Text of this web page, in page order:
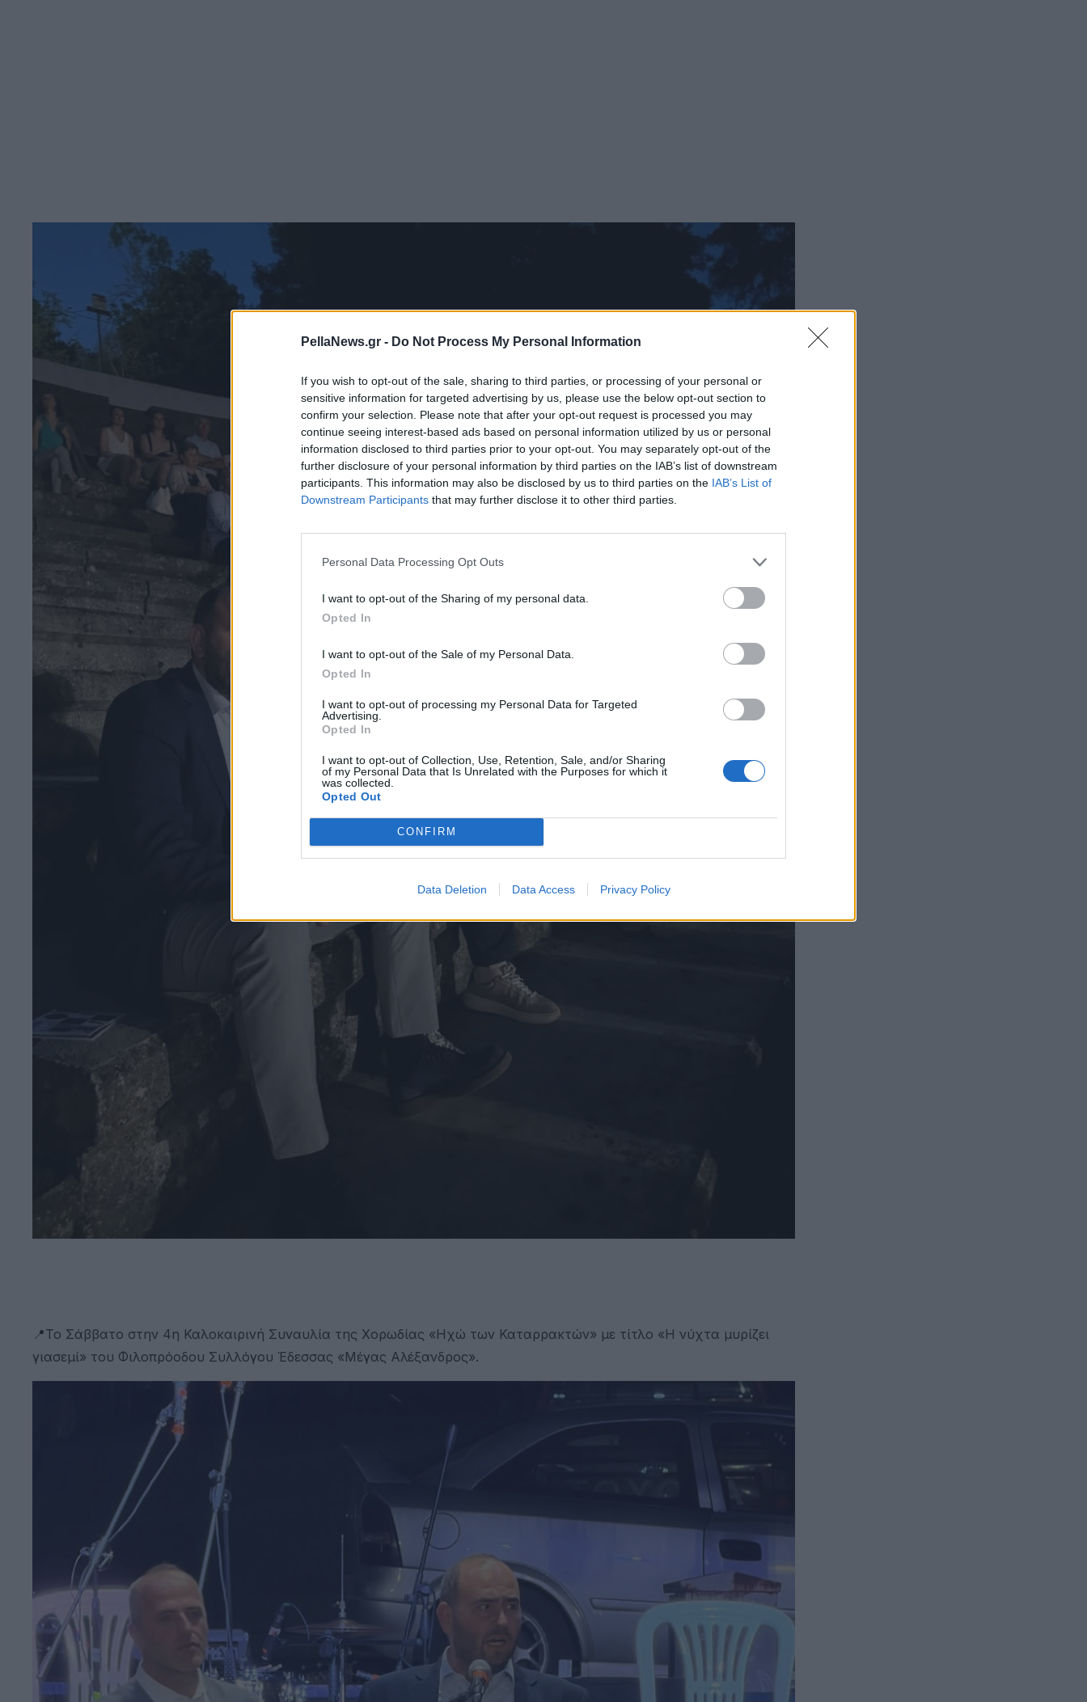
PellaNews.gr - Do Not Process My Personal Information
If you wish to opt-out of the sale, sharing to third parties, or processing of your personal or
sensitive information for targeted advertising by us, please use the below opt-out section to
confirm your selection. Please note that after your opt-out request is processed you may
continue seeing interest-based ads based on personal information utilized by us or personal
information disclosed to third parties prior to your opt-out. You may separately opt-out of the
further disclosure of your personal information by third parties on the IAB’s list of downstream
participants. This information may also be disclosed by us to third parties on the IAB’s List of
Downstream Participants that may further disclose it to other third parties.
Personal Data Processing Opt Outs
I want to opt-out of the Sharing of my personal data.
Opted In
I want to opt-out of the Sale of my Personal Data.
Opted In
I want to opt-out of processing my Personal Data for Targeted
Advertising.
Opted In
I want to opt-out of Collection, Use, Retention, Sale, and/or Sharing
of my Personal Data that Is Unrelated with the Purposes for which it
was collected.
Opted Out
CONFIRM
Data Deletion Data Access Privacy Policy
📍Το Σάββατο στην 4η Καλοκαιρινή Συναυλία της Χορωδίας «Ηχώ των Καταρρακτών» με τίτλο «Η νύχτα μυρίζει
γιασεμί» του Φιλοπρόοδου Συλλόγου Έδεσσας «Μέγας Αλέξανδρος».